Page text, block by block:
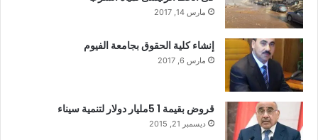
مارس 14, 2017
إنشاء كلية الحقوق بجامعة الفيوم
مارس 6, 2017
قروض بقيمة 1 5مليار دولار لتنمية سيناء
ديسمبر 21, 2015